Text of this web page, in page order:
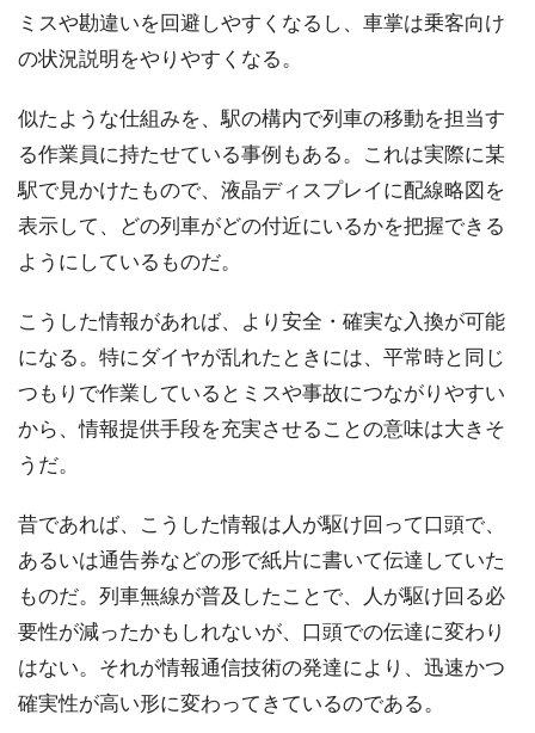
ミスや勘違いを回避しやすくなるし、車掌は乗客向け
の状況説明をやりやすくなる。
似たような仕組みを、駅の構内で列車の移動を担当す
る作業員に持たせている事例もある。これは実際に某
駅で見かけたもので、液晶ディスプレイに配線略図を
表示して、どの列車がどの付近にいるかを把握できる
ようにしているものだ。
こうした情報があれば、より安全・確実な入換が可能
になる。特にダイヤが乱れたときには、平常時と同じ
つもりで作業しているとミスや事故につながりやすい
から、情報提供手段を充実させることの意味は大きそ
うだ。
昔であれば、こうした情報は人が駆け回って口頭で、
あるいは通告券などの形で紙片に書いて伝達していた
ものだ。列車無線が普及したことで、人が駆け回る必
要性が減ったかもしれないが、口頭での伝達に変わり
はない。それが情報通信技術の発達により、迅速かつ
確実性が高い形に変わってきているのである。